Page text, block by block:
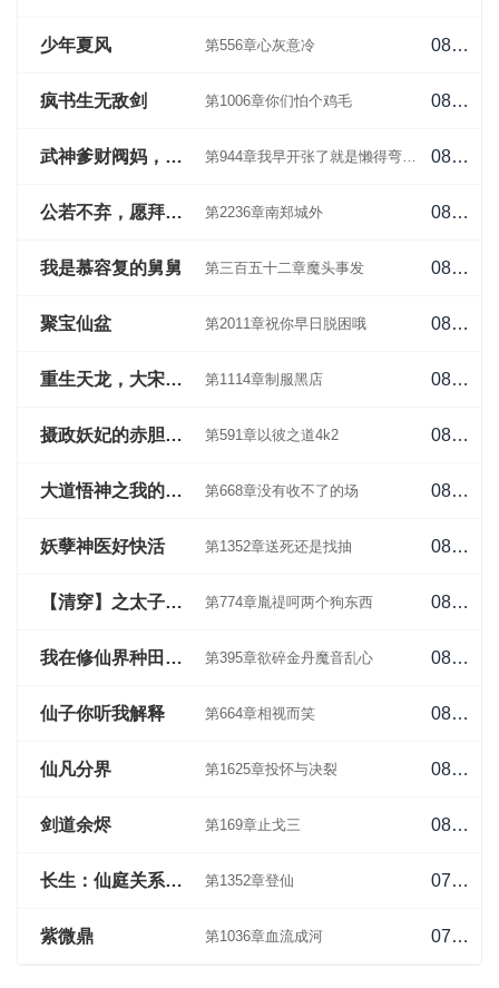
少年夏风 第556章心灰意冷 08-04
疯书生无敌剑 第1006章你们怕个鸡毛 08-04
武神爹财阀妈，我当躺赢狗怎么了 08-04
公若不弃，愿拜为义父 第2236章南郑城外 08-03
我是慕容复的舅舅 第三百五十二章魔头事发 08-03
聚宝仙盆 第2011章祝你早日脱困哦 08-03
重生天龙，大宋小王爷，天下无敌 第1114章制服黑店 08-03
摄政妖妃的赤胆忠臣 第591章以彼之道4k2 08-03
大道悟神之我的悟性超高 第668章没有收不了的场 08-02
妖孽神医好快活 第1352章送死还是找抽 08-02
【清穿】之太子拿了黛玉剧本 第774章胤禔呵两个狗东西 08-02
我在修仙界种田飞升 第395章欲碎金丹魔音乱心 08-01
仙子你听我解释 第664章相视而笑 08-01
仙凡分界 第1625章投怀与决裂 08-01
剑道余烬 第169章止戈三 08-01
长生：仙庭关系户下界摸鱼 第1352章登仙 07-31
紫微鼎 第1036章血流成河 07-31